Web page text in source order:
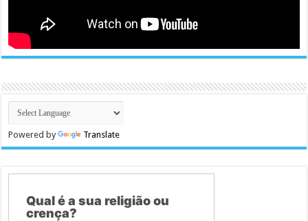
Powered by Translate
Qual é a sua religião ou
crença?